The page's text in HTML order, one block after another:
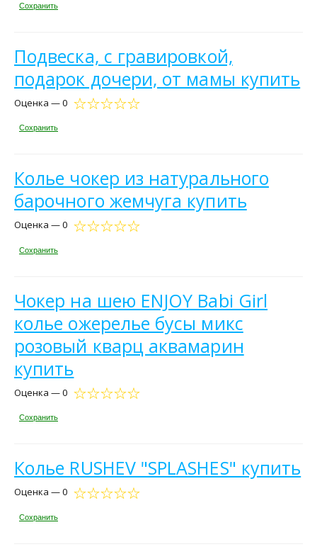
Сохранить
Подвеска, с гравировкой,
подарок дочери, от мамы купить
Оценка — 0
Сохранить
Колье чокер из натурального
барочного жемчуга купить
Оценка — 0
Сохранить
Чокер на шею ENJOY Babi Girl
колье ожерелье бусы микс
розовый кварц аквамарин
купить
Оценка — 0
Сохранить
Колье RUSHEV "SPLASHES" купить
Оценка — 0
Сохранить